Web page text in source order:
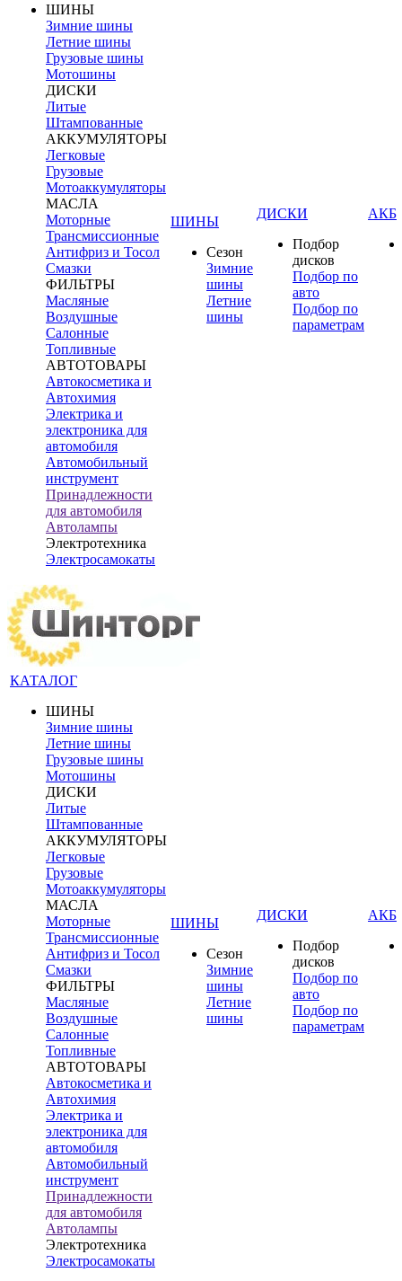
ШИНЫ
Зимние шины
Летние шины
Грузовые шины
Мотошины
ДИСКИ
Литые
Штампованные
АККУМУЛЯТОРЫ
Легковые
Грузовые
Мотоаккумуляторы
МАСЛА
Моторные
Трансмиссионные
Антифриз и Тосол
Смазки
ФИЛЬТРЫ
Масляные
Воздушные
Салонные
Топливные
АВТОТОВАРЫ
Автокосметика и
Автохимия
Электрика и
электроника для
автомобиля
Автомобильный
инструмент
Принадлежности
для автомобиля
Автолампы
Электротехника
Электросамокаты
ШИНЫ
Сезон
Зимние
шины
Летние
шины
ДИСКИ
Подбор
дисков
Подбор по
авто
Подбор по
параметрам
АКБ
КАТАЛОГ
ШИНЫ
Зимние шины
Летние шины
Грузовые шины
Мотошины
ДИСКИ
Литые
Штампованные
АККУМУЛЯТОРЫ
Легковые
Грузовые
Мотоаккумуляторы
МАСЛА
Моторные
Трансмиссионные
Антифриз и Тосол
Смазки
ФИЛЬТРЫ
Масляные
Воздушные
Салонные
Топливные
АВТОТОВАРЫ
Автокосметика и
Автохимия
Электрика и
электроника для
автомобиля
Автомобильный
инструмент
Принадлежности
для автомобиля
Автолампы
Электротехника
Электросамокаты
ШИНЫ
Сезон
Зимние
шины
Летние
шины
ДИСКИ
Подбор
дисков
Подбор по
авто
Подбор по
параметрам
АКБ